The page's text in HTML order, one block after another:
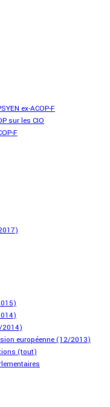
ex-ACOP-F
sur les CIO
F
2014)
européenne (12/2013)
(tout)